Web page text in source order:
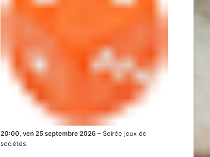
20:00, ven 25 septembre 2026 – Soirée jeux de
sociétés